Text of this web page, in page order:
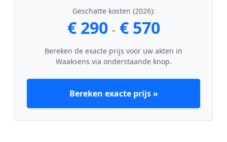
Geschatte kosten (2026):
€ 290 - € 570
Bereken de exacte prijs voor uw akten in
Waaksens via onderstaande knop.
Bereken exacte prijs »